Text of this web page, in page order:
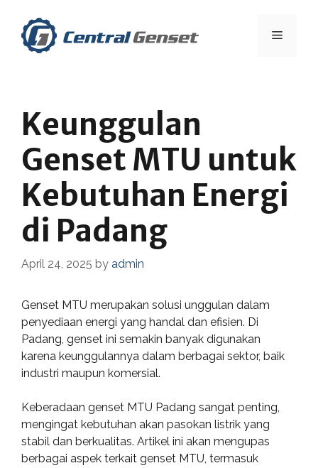
content
Menu
Keunggulan
Genset MTU untuk
Kebutuhan Energi
di Padang
April 24, 2025 by admin
Genset MTU merupakan solusi unggulan dalam
penyediaan energi yang handal dan efisien. Di
Padang, genset ini semakin banyak digunakan
karena keunggulannya dalam berbagai sektor, baik
industri maupun komersial.
Keberadaan genset MTU Padang sangat penting,
mengingat kebutuhan akan pasokan listrik yang
stabil dan berkualitas. Artikel ini akan mengupas
berbagai aspek terkait genset MTU, termasuk